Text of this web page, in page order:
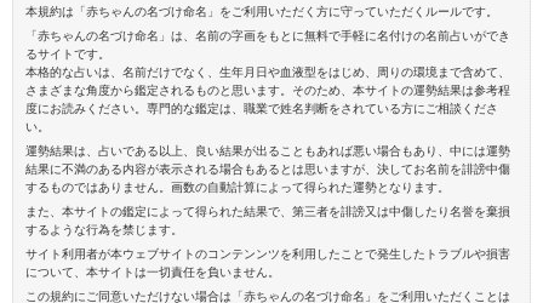
本規約は「赤ちゃんの名づけ命名」をご利用いただく方に守っていただくルールです。
「赤ちゃんの名づけ命名」は、名前の字画をもとに無料で手軽に名付けの名前占いができ
るサイトです。
本格的な占いは、名前だけでなく、生年月日や血液型をはじめ、周りの環境まで含めて、
さまざまな角度から鑑定されるものと思います。そのため、本サイトの運勢結果は参考程
度にお読みください。専門的な鑑定は、職業で姓名判断をされている方にご相談くださ
い。
運勢結果は、占いである以上、良い結果が出ることもあれば悪い場合もあり、中には運勢
結果に不満のある内容が表示される場合もあるとは思いますが、決してお名前を誹謗中傷
するものではありません。画数の自動計算によって得られた運勢となります。
また、本サイトの鑑定によって得られた結果で、第三者を誹謗又は中傷したり名誉を棄損
するような行為を禁じます。
サイト利用者が本ウェブサイトのコンテンンツを利用したことで発生したトラブルや損害
について、本サイトは一切責任を負いません。
この規約にご同意いただけない場合は「赤ちゃんの名づけ命名」をご利用いただくことは